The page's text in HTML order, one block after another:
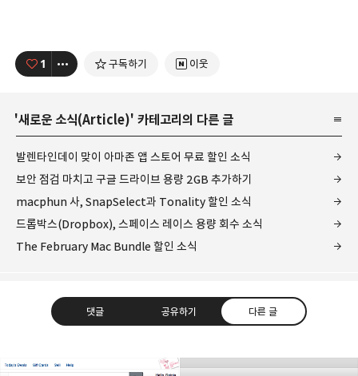
1 구독하기 이웃
'새로운 소식(Article)' 카테고리의 다른 글
발렌타인데이 맞이 아마존 앱 스토어 무료 할인 소식
보안 점검 마치고 구글 드라이브 용량 2GB 추가하기
macphun 사, SnapSelect과 Tonality 할인 소식
드롭박스(Dropbox), 스페이스 레이스 용량 회수 소식
The February Mac Bundle 할인 소식
댓글 공유하기 다른 글